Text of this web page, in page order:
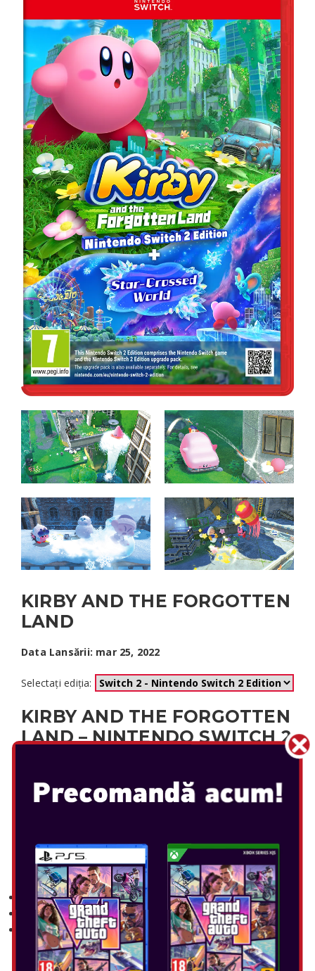
KIRBY AND THE FORGOTTEN
LAND
Data Lansării: mar 25, 2022
Selectați ediția:
KIRBY AND THE FORGOTTEN
LAND – NINTENDO SWITCH 2
WORLD
CARACTERISTICILE EDIȚIEI
NINTENDO SWITCH 2
O poveste nouă:Star-Crossed World
Grafică și rată de cadre îmbunătățite
Jocul Nintendo Switch: Kirby and the Forgotten Land
Notă:Kirby and the Forgotten Land – Nintendo Switch 2
Edition + Star-Crossed World poate fi jucat doar pe